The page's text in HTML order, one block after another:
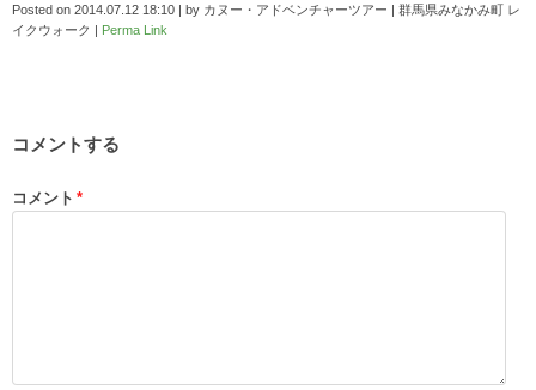
Posted on 2014.07.12 18:10 | by カヌー・アドベンチャーツアー | 群馬県みなかみ町 レ
イクウォーク | Perma Link
コメントする
コメント *